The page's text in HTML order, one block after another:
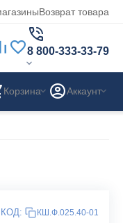
Возврат товара
8 800-333-33-79
Корзина Аккаунт
КОД: КШ.Ф.025.40-01